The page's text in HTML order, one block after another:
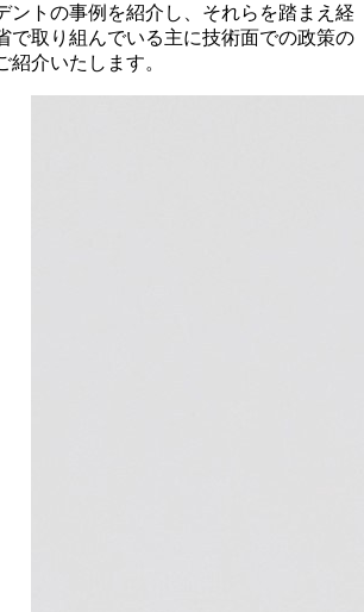
ントの事例を紹介し、それらを踏まえ経
で取り組んでいる主に技術面での政策の
紹介いたします。